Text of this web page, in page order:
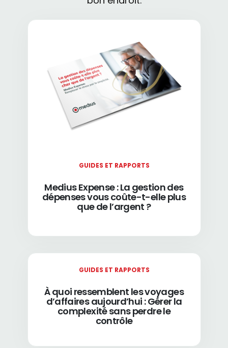
GUIDES ET RAPPORTS
Medius Expense : La gestion des
dépenses vous coûte-t-elle plus
que de l’argent ?
GUIDES ET RAPPORTS
À quoi ressemblent les voyages
d’affaires aujourd’hui : Gérer la
complexité sans perdre le
contrôle